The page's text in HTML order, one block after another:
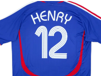
2006-07 France Home Shirt
Henry #12 (XL)
359.99£ · ca. €425
Trikot kaufen